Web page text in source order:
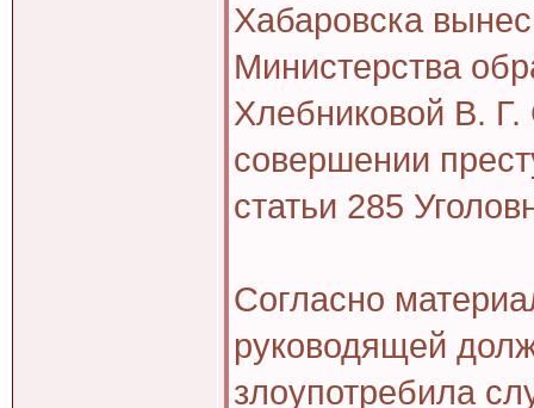
Хабаровска
Министерства
Хлебниковой В. Г.
совершении
статьи 285
Согласно
руководящей
злоупотребила